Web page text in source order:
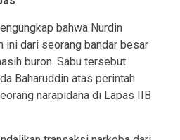
bahwa Nurdin
ini dari seorang bandar besar
buron. Sabu tersebut
Baharuddin atas perintah
narapidana di Lapas IIB